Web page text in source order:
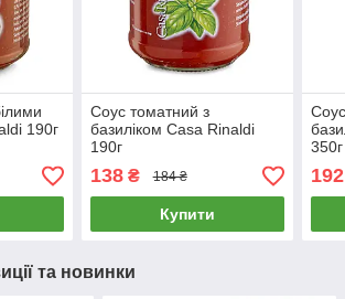
190г
Соус томатний з
базиліком Casa Rinaldi
190г
138₴ 184 ₴
Купити
350г
192
та новинки